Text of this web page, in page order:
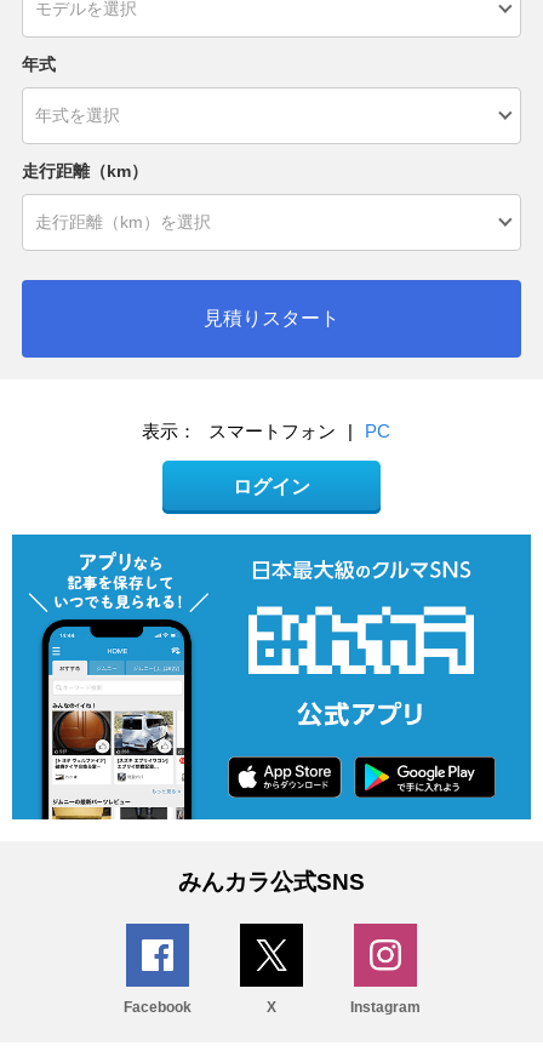
年式
走行距離（km）
見積りスタート
表示： スマートフォン | PC
ログイン
みんカラ公式SNS
Facebook X Instagram